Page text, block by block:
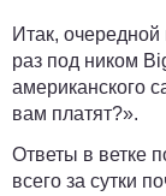
Итак, очередной
раз под ником
американского
вам платят?».
Ответы в ветке
всего за сутки